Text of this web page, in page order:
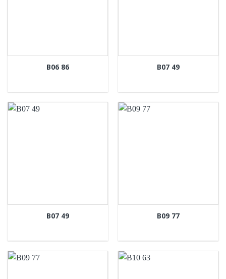
B06 86 B07 49
B07 49 B09 77